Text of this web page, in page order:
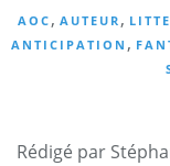
AOC , AUTEUR ,
ANTICIPATION ,
Rédigé par